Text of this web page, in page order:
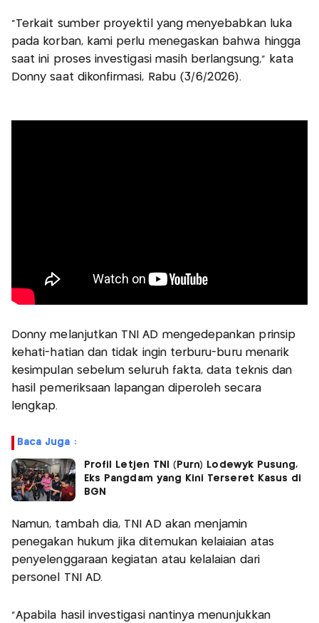
"Terkait sumber proyektil yang menyebabkan luka
pada korban, kami perlu menegaskan bahwa hingga
saat ini proses investigasi masih berlangsung," kata
Donny saat dikonfirmasi, Rabu (3/6/2026).
Donny melanjutkan TNI AD mengedepankan prinsip
kehati-hatian dan tidak ingin terburu-buru menarik
kesimpulan sebelum seluruh fakta, data teknis dan
hasil pemeriksaan lapangan diperoleh secara
lengkap.
Baca Juga :
Profil Letjen TNI (Purn) Lodewyk Pusung,
Eks Pangdam yang Kini Terseret Kasus di
BGN
Namun, tambah dia, TNI AD akan menjamin
penegakan hukum jika ditemukan kelaiaian atas
penyelenggaraan kegiatan atau kelalaian dari
personel TNI AD.
"Apabila hasil investigasi nantinya menunjukkan